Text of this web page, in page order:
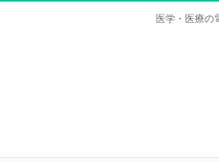
医学・医療の